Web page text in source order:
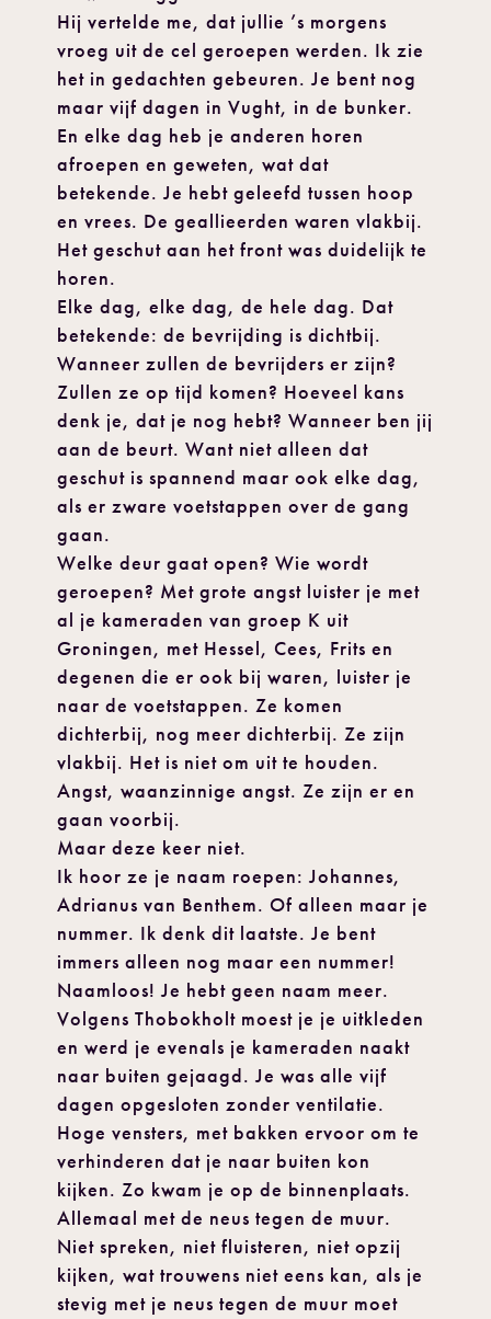
Hij vertelde me, dat jullie ’s morgens
vroeg uit de cel geroepen werden. Ik zie
het in gedachten gebeuren. Je bent nog
maar vijf dagen in Vught, in de bunker.
En elke dag heb je anderen horen
afroepen en geweten, wat dat
betekende. Je hebt geleefd tussen hoop
en vrees. De geallieerden waren vlakbij.
Het geschut aan het front was duidelijk te
horen.
Elke dag, elke dag, de hele dag. Dat
betekende: de bevrijding is dichtbij.
Wanneer zullen de bevrijders er zijn?
Zullen ze op tijd komen? Hoeveel kans
denk je, dat je nog hebt? Wanneer ben jij
aan de beurt. Want niet alleen dat
geschut is spannend maar ook elke dag,
als er zware voetstappen over de gang
gaan.
Welke deur gaat open? Wie wordt
geroepen? Met grote angst luister je met
al je kameraden van groep K uit
Groningen, met Hessel, Cees, Frits en
degenen die er ook bij waren, luister je
naar de voetstappen. Ze komen
dichterbij, nog meer dichterbij. Ze zijn
vlakbij. Het is niet om uit te houden.
Angst, waanzinnige angst. Ze zijn er en
gaan voorbij.
Maar deze keer niet.
Ik hoor ze je naam roepen: Johannes,
Adrianus van Benthem. Of alleen maar je
nummer. Ik denk dit laatste. Je bent
immers alleen nog maar een nummer!
Naamloos! Je hebt geen naam meer.
Volgens Thobokholt moest je je uitkleden
en werd je evenals je kameraden naakt
naar buiten gejaagd. Je was alle vijf
dagen opgesloten zonder ventilatie.
Hoge vensters, met bakken ervoor om te
verhinderen dat je naar buiten kon
kijken. Zo kwam je op de binnenplaats.
Allemaal met de neus tegen de muur.
Niet spreken, niet fluisteren, niet opzij
kijken, wat trouwens niet eens kan, als je
stevig met je neus tegen de muur moet